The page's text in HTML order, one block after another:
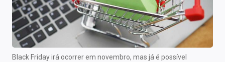
Central de Dividendos
Central de Fundos Imobiliários
Central dos IPOs
Black Friday irá ocorrer em novembro, mas já é possível